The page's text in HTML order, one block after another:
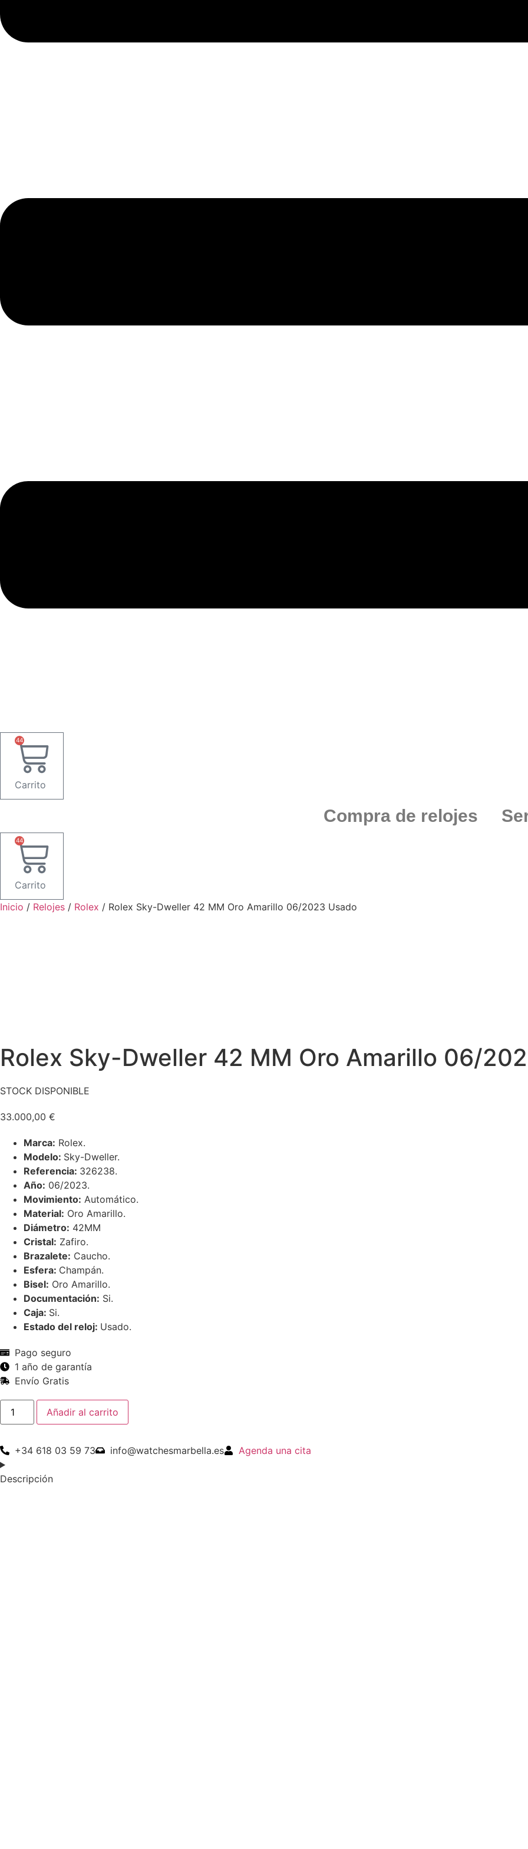
44
Carrito
Compra de relojes
44
Carrito
Inicio / Relojes / Rolex / Rolex Sky-Dweller 42 MM Oro Amarillo 06/2023 Usado
Rolex Sky-Dweller 42 MM Oro Amarillo 06/
STOCK DISPONIBLE
33.000,00 €
Marca: Rolex.
Modelo: Sky-Dweller.
Referencia: 326238.
Año: 06/2023.
Movimiento: Automático.
Material: Oro Amarillo.
Diámetro: 42MM
Cristal: Zafiro.
Brazalete: Caucho.
Esfera: Champán.
Bisel: Oro Amarillo.
Documentación: Si.
Caja: Si.
Estado del reloj: Usado.
Pago seguro
1 año de garantía
Envío Gratis
Rolex
Sky-
Dweller
Oro
Amarillo
06/2023
Usado
Añadir al carrito
+34 618 03 59 73 info@watchesmarbella.es Agenda una cita
Descripción